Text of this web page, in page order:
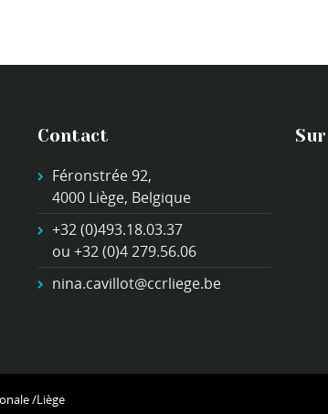
Contact
Féronstrée 92,
4000 Liège, Belgique
+32 (0)493.18.03.37
ou +32 (0)4 279.56.06
nina.cavillot@ccrliege.be
/Liège